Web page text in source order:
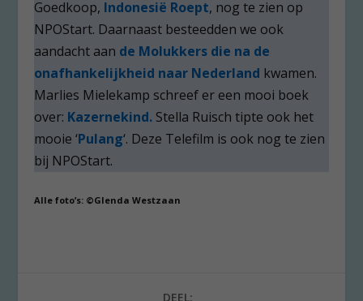
Goedkoop, Indonesië Roept, nog te zien op
NPOStart. Daarnaast besteedden we ook
aandacht aan de Molukkers die na de
onafhankelijkheid naar Nederland kwamen.
Marlies Mielekamp schreef er een mooi boek
over: Kazernekind. Stella Ruisch tipte ook het
mooie ‘Pulang‘. Deze Telefilm is ook nog te zien
bij NPOStart.
Alle foto’s: ©Glenda Westzaan
DEEL: